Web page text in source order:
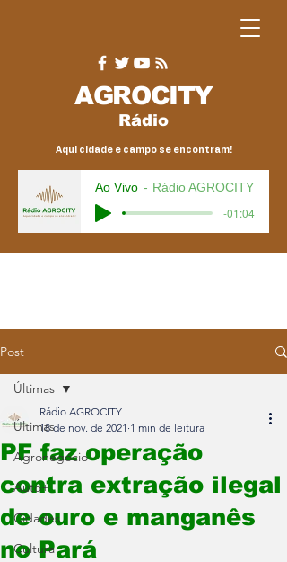
AGROCITY
Rádio
Aqui cidade e campo se encontram!
Ao Vivo Rádio AGROCITY
-01:04
Post
Últimas
Agronegócio
Auto+
Cidades
Cultura
Últimas
PF faz operação
contra extração ilegal
de ouro e manganês
no Pará
Rádio AGROCITY
18 de nov. de 2021 1 min de leitura